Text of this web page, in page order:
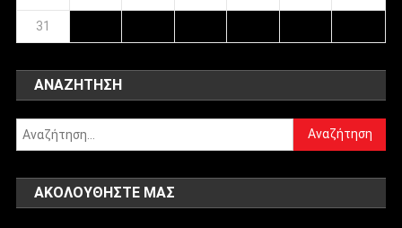
31
ΑΝΑΖΉΤΗΣΗ
Αναζήτηση
για:
ΑΚΟΛΟΥΘΉΣΤΕ ΜΑΣ